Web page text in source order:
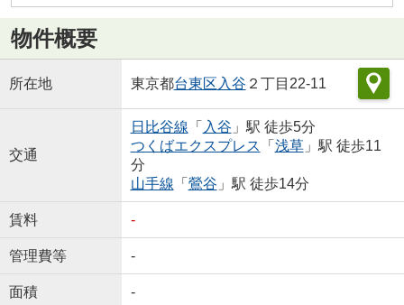
物件概要
所在地 東京都台東区 入谷 ２丁目22-11
交通
日比谷線 「 入谷 」駅 徒歩5分
つくばエクスプレス 「 浅草」駅 徒歩11
分
山手線 「 鶯谷 」駅 徒歩14分
賃料 -
管理費等 -
面積 -